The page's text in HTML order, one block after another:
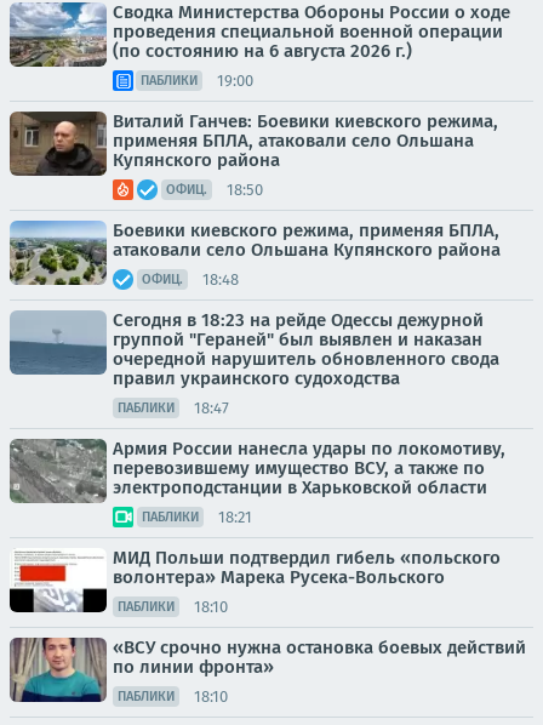
Сводка Министерства Обороны России о ходе
проведения специальной военной операции
(по состоянию на 6 августа 2026 г.)
ПАБЛИКИ 19:00
Виталий Ганчев: Боевики киевского режима,
применяя БПЛА, атаковали село Ольшана
Купянского района
ОФИЦ. 18:50
Боевики киевского режима, применяя БПЛА,
атаковали село Ольшана Купянского района
ОФИЦ. 18:48
Сегодня в 18:23 на рейде Одессы дежурной
группой "Гераней" был выявлен и наказан
очередной нарушитель обновленного свода
правил украинского судоходства
ПАБЛИКИ 18:47
Армия России нанесла удары по локомотиву,
перевозившему имущество ВСУ, а также по
электроподстанции в Харьковской области
ПАБЛИКИ 18:21
МИД Польши подтвердил гибель «польского
волонтера» Марека Русека-Вольского
ПАБЛИКИ 18:10
«ВСУ срочно нужна остановка боевых действий
по линии фронта»
ПАБЛИКИ 18:10